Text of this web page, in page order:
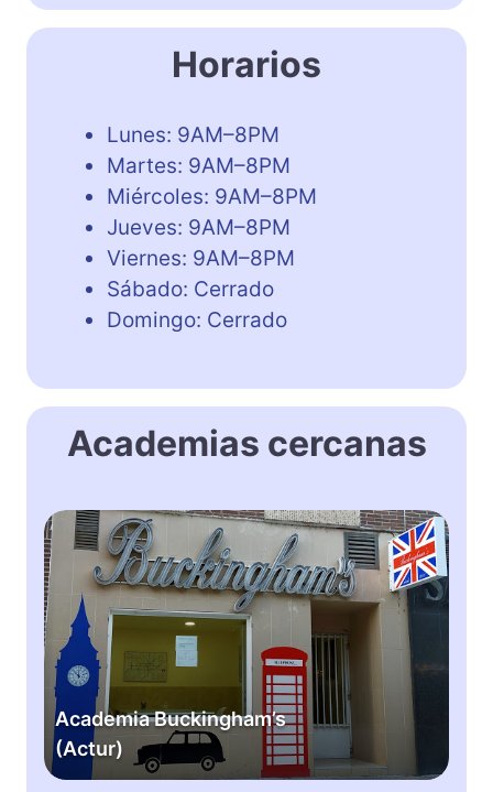
Horarios
Lunes: 9AM–8PM
Martes: 9AM–8PM
Miércoles: 9AM–8PM
Jueves: 9AM–8PM
Viernes: 9AM–8PM
Sábado: Cerrado
Domingo: Cerrado
Academias cercanas
Academia Buckingham’s
(Actur)
A
c
a
d
e
m
u